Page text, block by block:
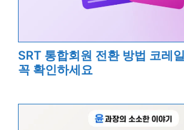
SRT 통합회원 전환 방법 코레
꼭 확인하세요